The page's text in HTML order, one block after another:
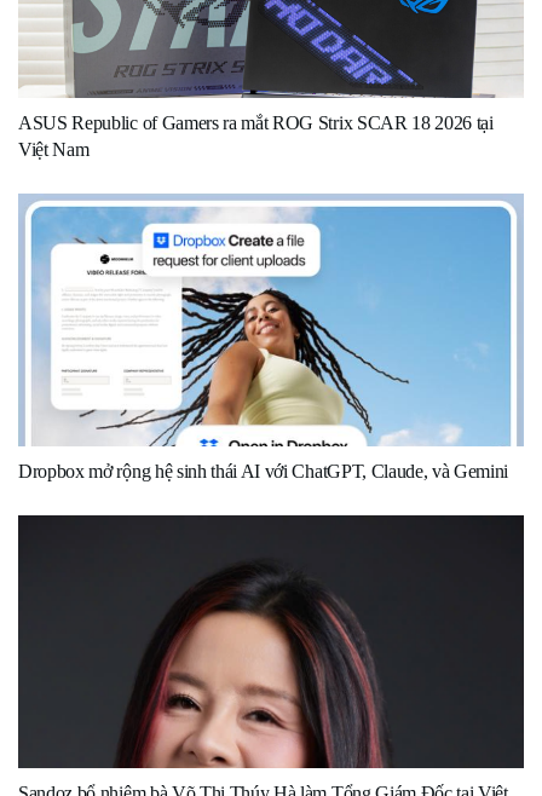
ASUS Republic of Gamers ra mắt ROG Strix SCAR 18 2026 tại
Việt Nam
Dropbox mở rộng hệ sinh thái AI với ChatGPT, Claude, và Gemini